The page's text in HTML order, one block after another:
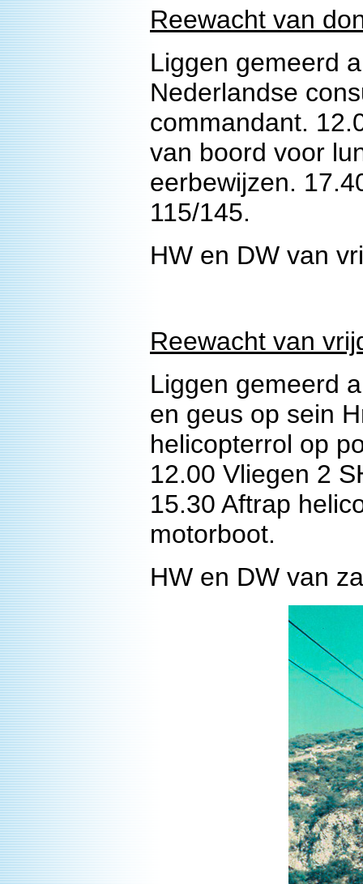
Reewacht van
Liggen gemeerd
Nederlandse
commandant.
van boord voor
eerbewijzen.
115/145.
HW en DW van
Reewacht van
Liggen gemeerd
en geus op sein
helicopterrol op
12.00 Vliegen 2
15.30 Aftrap
motorboot.
HW en DW van